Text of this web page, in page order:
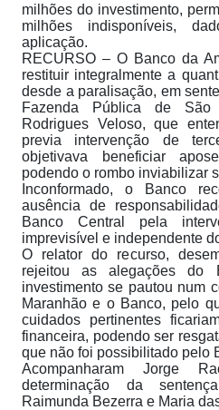
milhões do investimento,
milhões indisponíveis,
aplicação.
RECURSO – O Banco da
restituir integralmente a
desde a paralisação, em
Fazenda Pública de São
Rodrigues Veloso, que
previa intervenção de
objetivava beneficiar
podendo o rombo inviabilizar
Inconformado, o Banco
ausência de
Banco Central pela
imprevisível e independente
O relator do recurso,
rejeitou as alegações
investimento se pautou num
Maranhão e o Banco, pelo
cuidados pertinentes
financeira, podendo ser
que não foi possibilitado pelo
Acompanharam Jorge
determinação da
Raimunda Bezerra e Maria